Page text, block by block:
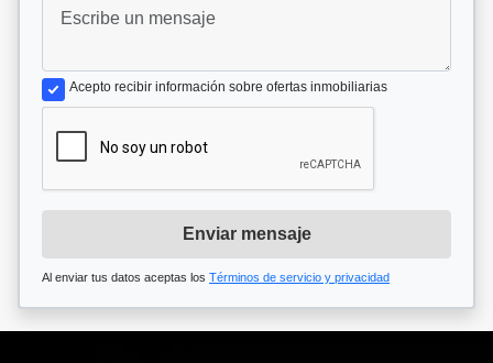
Acepto recibir información sobre ofertas inmobiliarias
Enviar mensaje
Al enviar tus datos aceptas los Términos de servicio y privacidad